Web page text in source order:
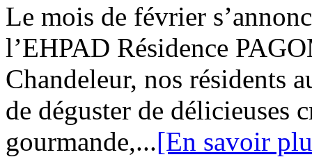
Le mois de février
l’EHPAD Résidence
Chandeleur, nos résidents
de déguster de délicieuses
gourmande,...[En savoir